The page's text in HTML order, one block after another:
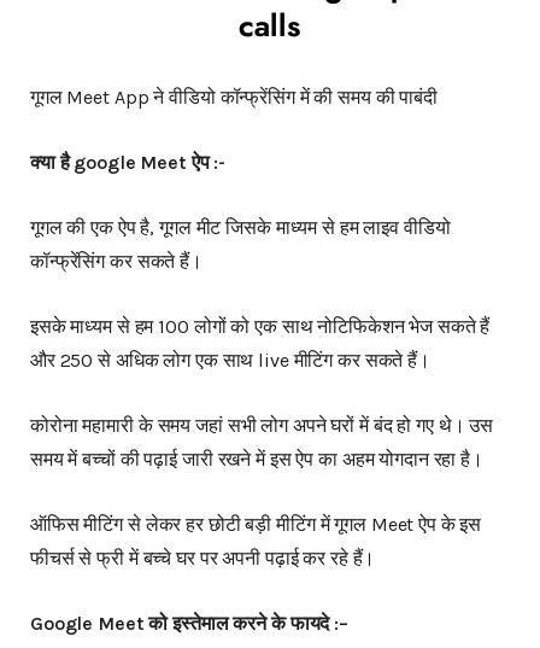
calls
गूगल Meet App ने वीडियो कॉन्फ्रेंसिंग में की समय की पाबंदी
क्या है google Meet ऐप :-
गूगल की एक ऐप है, गूगल मीट जिसके माध्यम से हम लाइव वीडियो
कॉन्फ्रेंसिंग कर सकते हैं।
इसके माध्यम से हम 100 लोगों को एक साथ नोटिफिकेशन भेज सकते हैं
और 250 से अधिक लोग एक साथ live मीटिंग कर सकते हैं।
कोरोना महामारी के समय जहां सभी लोग अपने घरों में बंद हो गए थे। उस
समय में बच्चों की पढ़ाई जारी रखने में इस ऐप का अहम योगदान रहा है।
ऑफिस मीटिंग से लेकर हर छोटी बड़ी मीटिंग में गूगल Meet ऐप के इस
फीचर्स से फ्री में बच्चे घर पर अपनी पढ़ाई कर रहे हैं।
Google Meet को इस्तेमाल करने के फायदे :–